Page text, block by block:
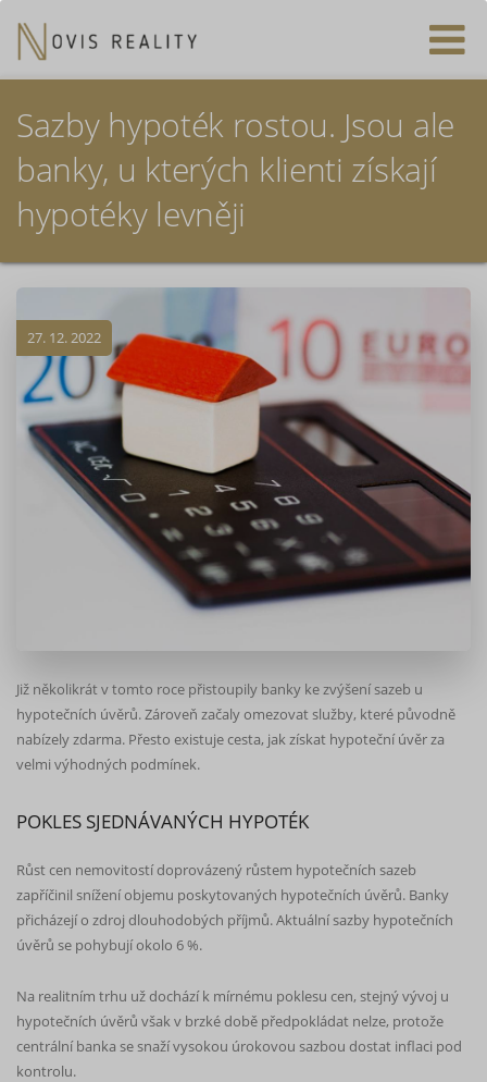
Sazby hypoték rostou. Jsou ale
banky, u kterých klienti získají
hypotéky levněji
27. 12. 2022
Již několikrát v tomto roce přistoupily banky ke zvýšení sazeb u
hypotečních úvěrů. Zároveň začaly omezovat služby, které původně
nabízely zdarma. Přesto existuje cesta, jak získat hypoteční úvěr za
velmi výhodných podmínek.
POKLES SJEDNÁVANÝCH HYPOTÉK
Růst cen nemovitostí doprovázený růstem hypotečních sazeb
zapříčinil snížení objemu poskytovaných hypotečních úvěrů. Banky
přicházejí o zdroj dlouhodobých příjmů. Aktuální sazby hypotečních
úvěrů se pohybují okolo 6 %.
Na realitním trhu už dochází k mírnému poklesu cen, stejný vývoj u
hypotečních úvěrů však v brzké době předpokládat nelze, protože
centrální banka se snaží vysokou úrokovou sazbou dostat inflaci pod
kontrolu.